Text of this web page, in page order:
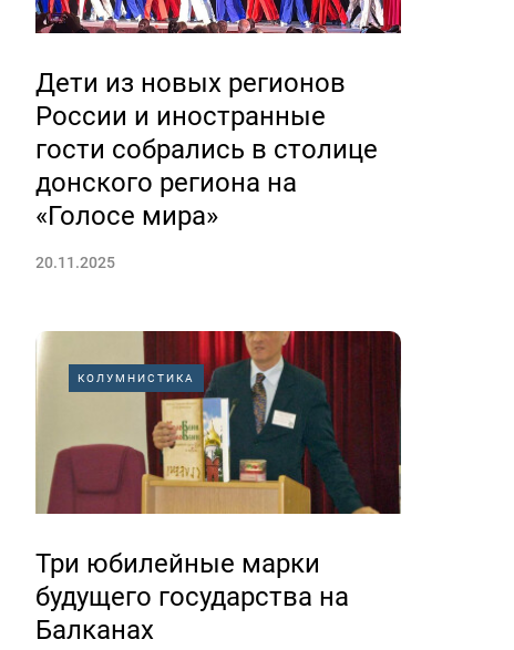
Дети из новых регионов
России и иностранные
гости собрались в столице
донского региона на
«Голосе мира»
20.11.2025
КОЛУМНИСТИКА
Три юбилейные марки
будущего государства на
Балканах